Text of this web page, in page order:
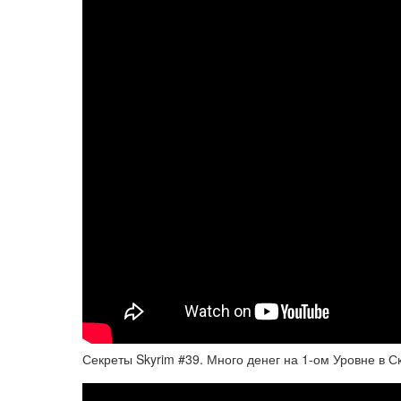
Секреты Skyrim #39. Много денег на 1-ом Уровне в